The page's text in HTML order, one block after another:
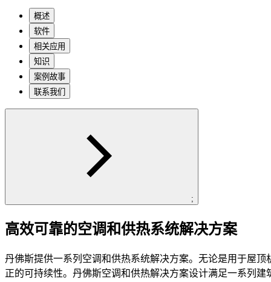
概述
软件
相关应用
知识
案例故事
联系我们
;
高效可靠的空调和供热系统解决方案
丹佛斯提供一系列空调和供热系统解决方案。无论是用于屋
正的可持续性。丹佛斯空调和供热解决方案设计满足一系列